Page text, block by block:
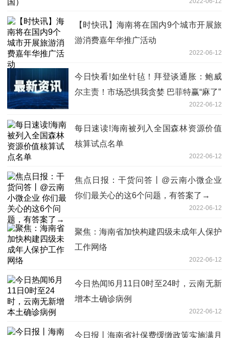
【时快讯】海南将在国内9个城市开展旅
游消费嘉年华推广活动
2022-06-12
今日快看!如坐针毡！拜登谈通胀：鲍威
尔主责！市场恐惧我贪婪 巴菲特赢“麻了”
2022-06-12
每日速读!海南被列入全国森林资源价值
核算试点名单
2022-06-12
焦点日报：干货问答丨@云南小微企业
你们最关心的这6个问题，有答案了→
2022-06-12
聚焦：海南省加快构建四级未成年人保护
工作网络
2022-06-12
今日热闻!6月11日0时至24时，云南无新
增本土确诊病例
2022-06-12
今日报丨海南省社保费缓缴政策实施满月